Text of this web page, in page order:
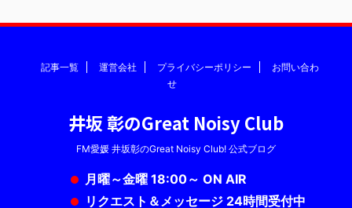
記事一覧 運営会社 プライバシーポリシー
お問い合わ
せ
井坂 彰のGreat Noisy Club
FM愛媛 井坂彰のGreat Noisy Club! 公式ブログ
月曜～金曜 18:00～ ON AIR
リクエスト＆メッセージ 24時間受付中